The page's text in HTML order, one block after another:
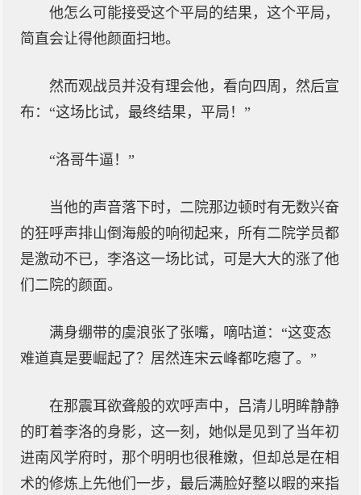
他怎么可能接受这个平局的结果，这个平局，
简直会让得他颜面扫地。
然而观战员并没有理会他，看向四周，然后宣
布：“这场比试，最终结果，平局！”
“洛哥牛逼！”
当他的声音落下时，二院那边顿时有无数兴奋
的狂呼声排山倒海般的响彻起来，所有二院学员都
是激动不已，李洛这一场比试，可是大大的涨了他
们二院的颜面。
满身绷带的虞浪张了张嘴，嘀咕道：“这变态
难道真是要崛起了？居然连宋云峰都吃瘪了。”
在那震耳欲聋般的欢呼声中，吕清儿明眸静静
的盯着李洛的身影，这一刻，她似是见到了当年初
进南风学府时，那个明明也很稚嫩，但却总是在相
术的修炼上先他们一步，最后满脸好整以暇的来指